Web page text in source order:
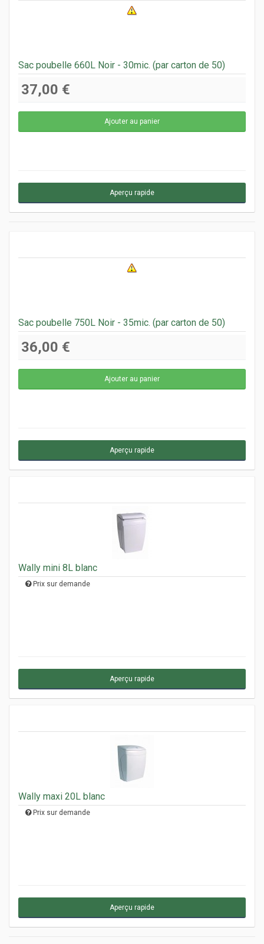
Sac poubelle 660L Noir - 30mic. (par carton de 50)
37,00 €
Aperçu rapide
Sac poubelle 750L Noir - 35mic. (par carton de 50)
36,00 €
Aperçu rapide
Wally mini 8L blanc
Prix sur demande
Aperçu rapide
Wally maxi 20L blanc
Prix sur demande
Aperçu rapide